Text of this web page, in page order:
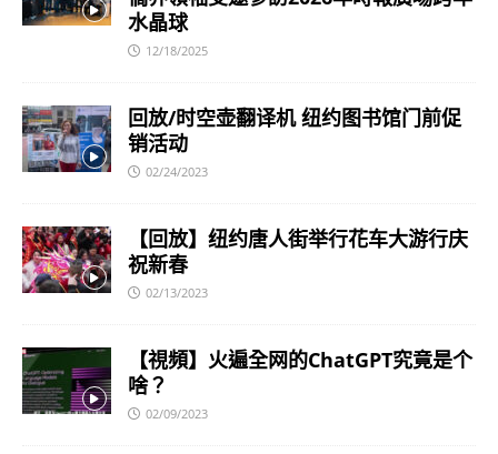
水晶球
12/18/2025
回放/时空壶翻译机 纽约图书馆门前促
销活动
02/24/2023
【回放】纽约唐人街举行花车大游行庆
祝新春
02/13/2023
【視頻】火遍全网的ChatGPT究竟是个
啥？
02/09/2023